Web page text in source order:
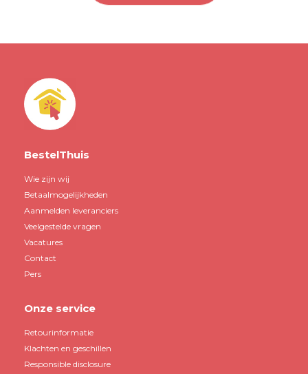
BestelThuis
Wie zijn wij
Betaalmogelijkheden
Aanmelden leveranciers
Veelgestelde vragen
Vacatures
Contact
Pers
Onze service
Retourinformatie
Klachten en geschillen
Responsible disclosure